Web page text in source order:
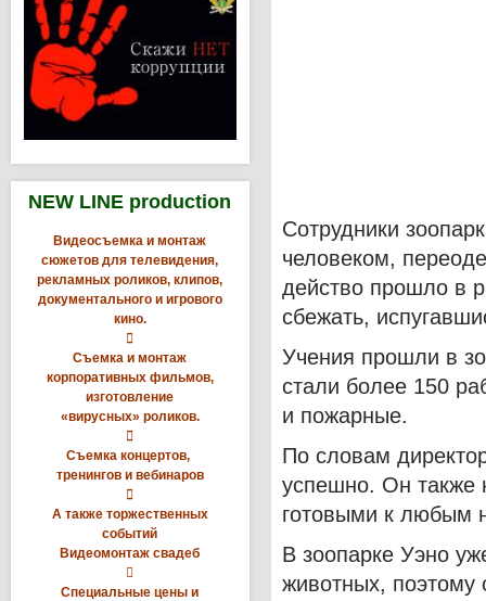
NEW LINE production
Видеосъемка и монтаж
сюжетов для телевидения,
рекламных роликов, клипов,
документального и игрового
кино.

Съемка и монтаж
корпоративных фильмов,
изготовление
«вирусных» роликов.

Съемка концертов,
тренингов и вебинаров

А также торжественных
событий
Видеомонтаж свадеб

Специальные цены и
Сотрудники
человеком,
действо прошло в
сбежать,
Учения прошли в
стали более 150
и пожарные.
По словам
успешно. Он также
готовыми к любым
В зоопарке Уэно
животных, поэтому